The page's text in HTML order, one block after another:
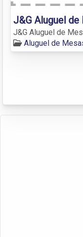
J&G Aluguel de
J&G Aluguel de
Aluguel de